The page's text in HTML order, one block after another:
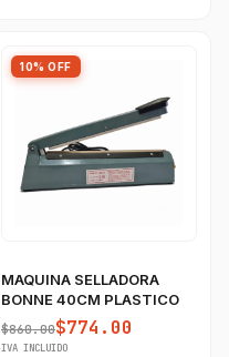
10% OFF
MAQUINA SELLADORA
BONNE 40CM PLASTICO
$860.00$774.00
IVA INCLUIDO